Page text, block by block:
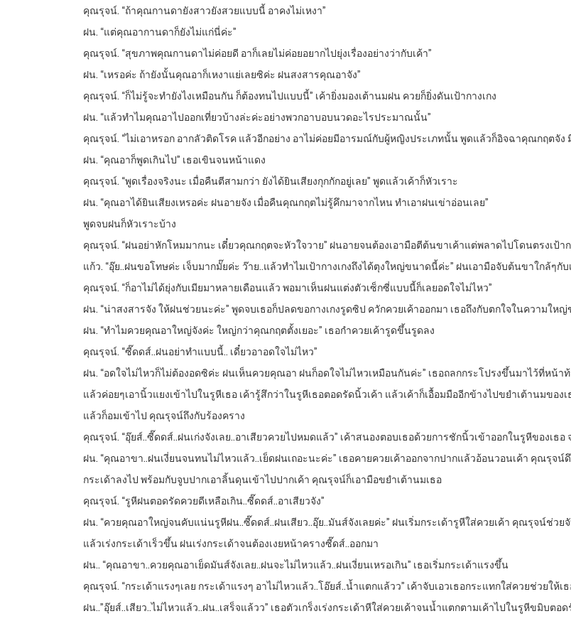
คุณรุจน์. “ถ้าคุณกานดายังสาวยังสวยแบบนี้ อาคงไม่เหงา”
ฝน. “แต่คุณอากานดาก็ยังไม่แก่นี่ค่ะ”
คุณรุจน์. “สุขภาพคุณกานดาไม่ค่อยดี อาก็เลยไม่ค่อยอยากไปยุ่งเรื่องอย่างว่ากับเค้า”
ฝน. “เหรอค่ะ ถ้ายังนั้นคุณอาก็เหงาแย่เลยซิค่ะ ฝนสงสารคุณอาจัง”
คุณรุจน์. “ก็ไม่รู้จะทำยังไงเหมือนกัน ก็ต้องทนไปแบบนี้” เค้ายิ่งมองเต้านมฝน ควยก็ยิ่งดันเป้ากางเกง
ฝน. “แล้วทำไมคุณอาไปออกเที่ยวบ้างล่ะค่ะอย่างพวกอาบอบนวดอะไรประมาณนั้น”
คุณรุจน์. “ไม่เอาหรอก อากลัวติดโรค แล้วอีกอย่าง อาไม่ค่อยมีอารมณ์กับผู้หญิงประเภทนั้น พูดแล้วก็อิจฉาคุณกฤตจัง
ฝน. “คุณอาก็พูดเกินไป” เธอเขินจนหน้าแดง
คุณรุจน์. “พูดเรื่องจริงนะ เมื่อคืนตีสามกว่า ยังได้ยินเสียงกุกกักอยู่เลย” พูดแล้วเค้าก็หัวเราะ
ฝน. “คุณอาได้ยินเสียงเหรอค่ะ ฝนอายจัง เมื่อคืนคุณกฤตไม่รู้คึกมาจากไหน ทำเอาฝนเข่าอ่อนเลย”
พูดจบฝนก็หัวเราะบ้าง
คุณรุจน์. “ฝนอย่าหักโหมมากนะ เดี๋ยวคุณกฤตจะหัวใจวาย” ฝนอายจนต้องเอามือตีต้นขาเค้าแต่พลาดไปโดนตรงเป้า
แก้ว. “อุ๊ย..ฝนขอโทษค่ะ เจ็บมากมั๊ยค่ะ ว๊าย..แล้วทำไมเป้ากางเกงถึงได้ตุงใหญ่ขนาดนี้ค่ะ” ฝนเอามือจับต้นขาใกล้ๆกั
คุณรุจน์. “ก็อาไม่ได้ยุ่งกับเมียมาหลายเดือนแล้ว พอมาเห็นฝนแต่งตัวเซ็กซี่แบบนี้ก็เลยอดใจไม่ไหว”
ฝน. “น่าสงสารจัง ให้ฝนช่วยนะค่ะ” พูดจบเธอก็ปลดขอกางเกงรูดซิป ควักควยเค้าออกมา เธอถึงกับตกใจในความให
ฝน. “ทำไมควยคุณอาใหญ่จังค่ะ ใหญ่กว่าคุณกฤตตั้งเยอะ” เธอกำควยเค้ารูดขึ้นรูดลง
คุณรุจน์. “ซี๊ดดส์..ฝนอย่าทำแบบนี้.. เดี๋ยวอาอดใจไม่ไหว”
ฝน. “อดใจไม่ไหวก็ไม่ต้องอดซิค่ะ ฝนเห็นควยคุณอา ฝนก็อดใจไม่ไหวเหมือนกันค่ะ” เธอถลกกระโปรงขึ้นมาไว้ที่หน้
แล้วค่อยๆเอานิ้วแยงเข้าไปในรูหีเธอ เค้ารู้สึกว่าในรูหีเธอตอดรัดนิ้วเค้า แล้วเค้าก็เอื้อมมืออีกข้างไปขยำเต้านมขอ
แล้วก็อมเข้าไป คุณรุจน์ถึงกับร้องคราง
คุณรุจน์. “อุ๊ยส์..ซี๊ดดส์..ฝนเก่งจังเลย..อาเสียวควยไปหมดแล้ว” เค้าสนองตอบเธอด้วยการชักนิ้วเข้าออกในรูหีของเธ
ฝน. “คุณอาขา..ฝนเงี่ยนจนทนไม่ไหวแล้ว..เย็ดฝนเถอะนะค่ะ” เธอคายควยเค้าออกจากปากแล้วอ้อนวอนเค้า คุณรุจ
กระเด้าลงไป พร้อมกับจูบปากเอาลิ้นดุนเข้าไปปากเค้า คุณรุจน์ก็เอามือขยำเต้านมเธอ
คุณรุจน์. “รูหีฝนตอดรัดควยดีเหลือเกิน..ซี๊ดดส์..อาเสียวจัง”
ฝน. “ควยคุณอาใหญ่จนคับแน่นรูหีฝน..ซี๊ดดส์..ฝนเสียว..อุ๊ย..มันส์จังเลยค่ะ” ฝนเริ่มกระเด้ารูหีใส่ควยเค้า คุณรุจน์ช่วย
แล้วเร่งกระเด้าเร็วขึ้น ฝนเร่งกระเด้าจนต้องเงยหน้าครางซี๊ดส์..ออกมา
ฝน.. “คุณอาขา..ควยคุณอาเย็ดมันส์จังเลย..ฝนจะไม่ไหวแล้ว..ฝนเงี่ยนเหรอเกิน” เธอเริ่มกระเด้าแรงขึ้น
คุณรุจน์. “กระเด้าแรงๆเลย กระเด้าแรงๆ อาไม่ไหวแล้ว..โอ๊ยส์..น้ำแตกแล้วว” เค้าจับเอวเธอกระแทกใส่ควยช่วยใ
ฝน..”อุ๊ยส์..เสียว..ไม่ไหวแล้ว..ฝน..เสร็จแล้วว” เธอตัวเกร็งเร่งกระเด้าหีใส่ควยเค้าจนน้ำแตกตามเค้าไปในรูหีขมิบต